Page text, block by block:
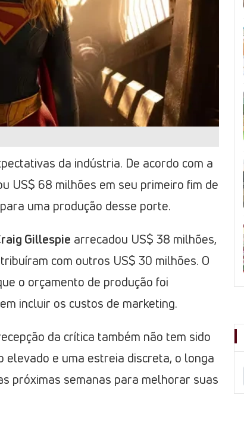
da indústria. De acordo com a
US$ 68 milhões em seu primeiro fim de
uma produção desse porte.
Gillespie arrecadou US$ 38 milhões,
com outros US$ 30 milhões. O
o orçamento de produção foi
incluir os custos de marketing.
da crítica também não tem sido
elevado e uma estreia discreta, o longa
próximas semanas para melhorar suas